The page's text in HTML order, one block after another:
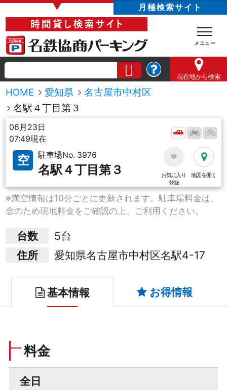
▼ 月極検索サイト
現在地から検索
HOME 愛知県
名古屋市中村区
名駅４丁目第３
06月23日
07:49現在
空 駐車場No. 3976
名駅４丁目第３
お気に入り
登録
地図を開く
※満空情報は10分ごとに更新されます。駐車場料金は、
念のため現地料金をご確認の上、ご利用ください。
台数
5台
住所
愛知県名古屋市中村区名駅4-17
基本情報 お得情報
料金
全日